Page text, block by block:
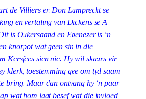
de Villiers en Don Lamprecht se
en vertaling van Dickens se A
is Oukersaand en Ebenezer is ‘n
knorpot wat geen sin in die
Kersfees sien nie. Hy wil skaars vir
klerk, toestemming gee om tyd saam
bring. Maar dan ontvang hy ‘n paar
wat hom laat besef wat die invloed